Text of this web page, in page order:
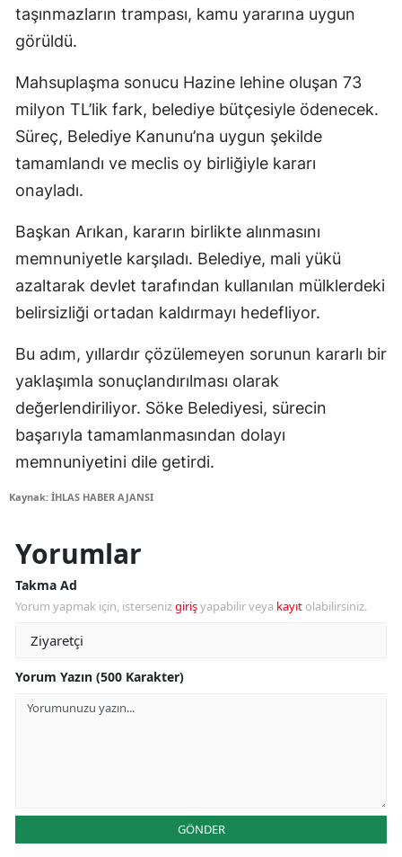
taşınmazların trampası, kamu yararına uygun
görüldü.
Mahsuplaşma sonucu Hazine lehine oluşan 73
milyon TL’lik fark, belediye bütçesiyle ödenecek.
Süreç, Belediye Kanunu’na uygun şekilde
tamamlandı ve meclis oy birliğiyle kararı
onayladı.
Başkan Arıkan, kararın birlikte alınmasını
memnuniyetle karşıladı. Belediye, mali yükü
azaltarak devlet tarafından kullanılan mülklerdeki
belirsizliği ortadan kaldırmayı hedefliyor.
Bu adım, yıllardır çözülemeyen sorunun kararlı bir
yaklaşımla sonuçlandırılması olarak
değerlendiriliyor. Söke Belediyesi, sürecin
başarıyla tamamlanmasından dolayı
memnuniyetini dile getirdi.
Kaynak: İHLAS HABER AJANSI
Yorumlar
Takma Ad
Yorum yapmak için, istersenizgirişyapabilir veya kayıt olabilirsiniz.
Yorum Yazın (500 Karakter)
GÖNDER